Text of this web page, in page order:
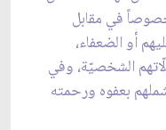
في مقابل
أو الضعفاء،
الشخصيّة، وفي
بعفوه ورحمته